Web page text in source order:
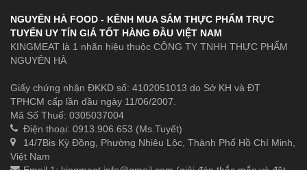
NGUYÊN HÀ FOOD - KÊNH MUA SẮM THỰC PHẨM TRỰC
TUYẾN UY TÍN GIÁ TỐT HÀNG ĐẦU VIỆT NAM
KINGMEAT là 1 nhãn hiệu thuộc CÔNG TY TNHH THỰC PHẨM
NGUYÊN HÀ
Giấy chứng nhận ĐKKD số: 4102051013 do Sở KH và ĐT
TPHCM cấp lần đầu ngày 11/06/2007.
Mã Số Thuế: 0305037004
Điện thoại: 0913.906.653 (Ms.Tuyết)
14/7Bis Kỳ Đồng, Phường Nhiêu Lộc, Thành Phố Hồ Chí Minh,
Việt Nam